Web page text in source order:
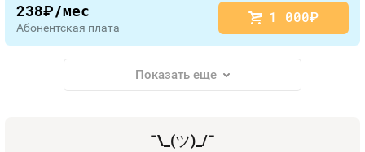
238руб./мес
Абонентская плата
1 000руб.
Показать еще
¯\_(ツ)_/¯